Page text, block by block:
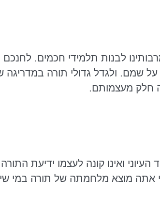
לבנות תלמידי חכמים. לחנכם
שמם. ולגדל גדולי תורה במדריגה
חלק מעצמותם.
ואינו קונה לעצמו ידיעת
אתה מוצא מלחמתה של תורה במי